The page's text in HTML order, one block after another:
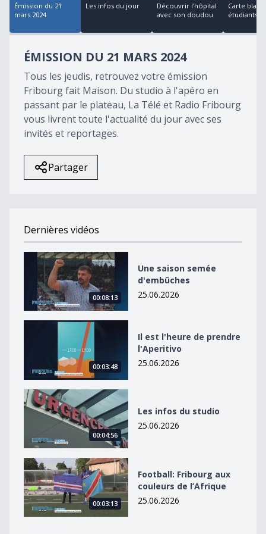
Émission du 21
mars 2024
Les infos du jour
Découvrir l'hôpital
avec son doudou
Carte
étudiants
ÉMISSION DU 21 MARS 2024
Tous les jeudis, retrouvez votre émission
Fribourg fait Maison. Du studio à l'apéro en
passant par le plateau, La Télé et Radio Fribourg
vous livrent toute l'actualité du jour avec ses
invités et reportages.
Partager
Dernières vidéos
Une saison semée d&#039;embûches
00:08:13
Une saison semée
d'embûches
25.06.2026
Il est l&#039;heure de prendre l&#039;Aperitivo
00:03:48
Il est l'heure de prendre
l'Aperitivo
25.06.2026
Les infos du studio
00:04:56
Les infos du studio
25.06.2026
Football: Fribourg aux couleurs de l’Afrique
00:03:13
Football: Fribourg aux
couleurs de l’Afrique
25.06.2026